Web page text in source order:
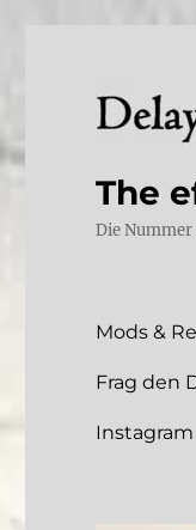
The
Die
Mods &
Frag den
Instagram